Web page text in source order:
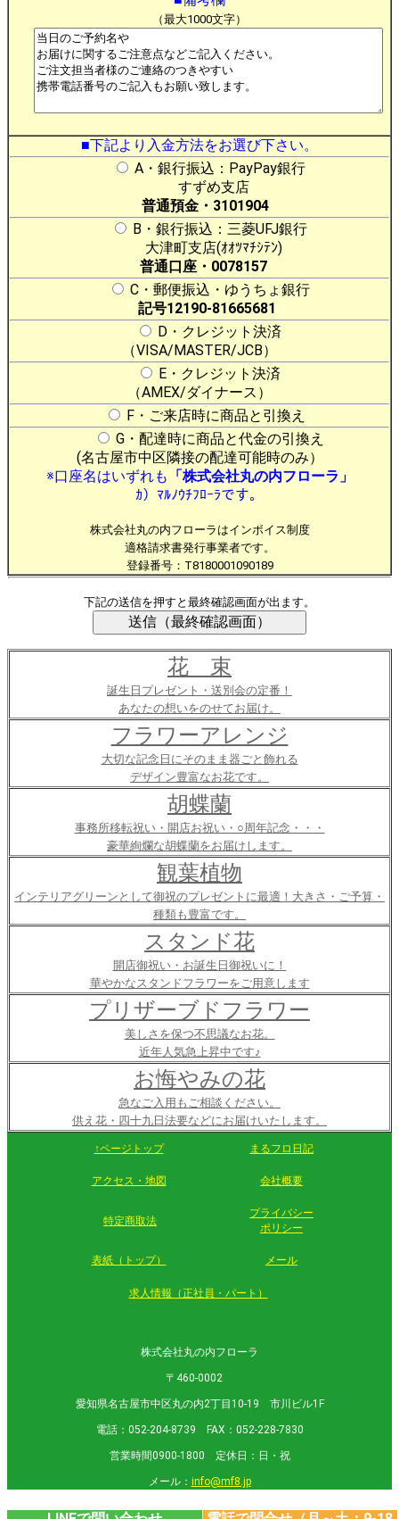
（最大1000文字）
■下記より入金方法をお選び下さい。
A・銀行振込：PayPay銀行
すずめ支店
普通預金・3101904
B・銀行振込：三菱UFJ銀行
大津町支店(ｵｵﾂﾏﾁｼﾃﾝ)
普通口座・0078157
C・郵便振込・ゆうちょ銀行
記号12190-81665681
D・クレジット決済
（VISA/MASTER/JCB）
E・クレジット決済
（AMEX/ダイナース）
F・ご来店時に商品と引換え
G・配達時に商品と代金の引換え
(名古屋市中区隣接の配達可能時のみ）
※口座名はいずれも 「株式会社丸の内フローラ」
ｶ）ﾏﾙﾉｳﾁﾌﾛｰﾗです。
株式会社丸の内フローラはインボイス制度
適格請求書発行事業者です。
登録番号：T8180001090189
下記の送信を押すと最終確認画面が出ます。
花 束
誕生日プレゼント・送別会の定番！
あなたの想いをのせてお届け。
フラワーアレンジ
大切な記念日にそのまま器ごと飾れる
デザイン豊富なお花です。
胡蝶蘭
事務所移転祝い・開店お祝い・○周年記念・・・
豪華絢爛な胡蝶蘭をお届けします。
観葉植物
インテリアグリーンとして御祝のプレゼントに最適！大きさ・ご予算・
種類も豊富です。
スタンド花
開店御祝い・お誕生日御祝いに！
華やかなスタンドフラワーをご用意します
プリザーブドフラワー
美しさを保つ不思議なお花。
近年人気急上昇中です♪
お悔やみの花
急なご入用もご相談ください。
供え花・四十九日法要などにお届けいたします。
↑ページトップ まるフロ日記
アクセス・地図 会社概要
特定商取法
プライバシー
ポリシー
表紙（トップ） メール
求人情報（正社員・パート）
株式会社丸の内フローラ
〒460-0002
愛知県名古屋市中区丸の内2丁目10-19 市川ビル1F
電話：052-204-8739 FAX：052-228-7830
営業時間0900-1800 定休日：日・祝
メール： info@mf8.jp